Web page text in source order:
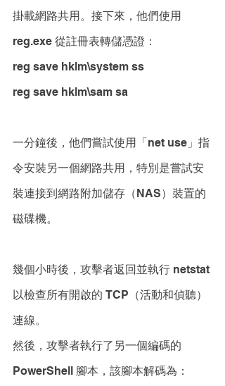
掛載網路共用。接下來，他們使用
reg.exe 從註冊表轉儲憑證：
reg save hklm\system ss
reg save hklm\sam sa
一分鐘後，他們嘗試使用「net use」指
令安裝另一個網路共用，特別是嘗試安
裝連接到網路附加儲存（NAS）裝置的
磁碟機。
幾個小時後，攻擊者返回並執行 netstat
以檢查所有開啟的 TCP（活動和偵聽）
連線。
然後，攻擊者執行了另一個編碼的
PowerShell 腳本，該腳本解碼為：